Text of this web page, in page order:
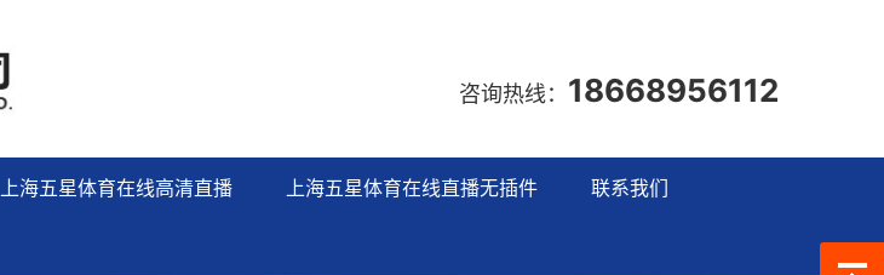
咨询热线： 18668956112
上海五星体育在线高清直播 上海五星体育在线直播无插件 联系我们